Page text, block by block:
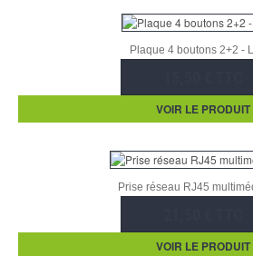
Plaque 4 boutons 2+2 -
VOIR LE PRODUIT
Prise réseau RJ45
VOIR LE PRODUIT